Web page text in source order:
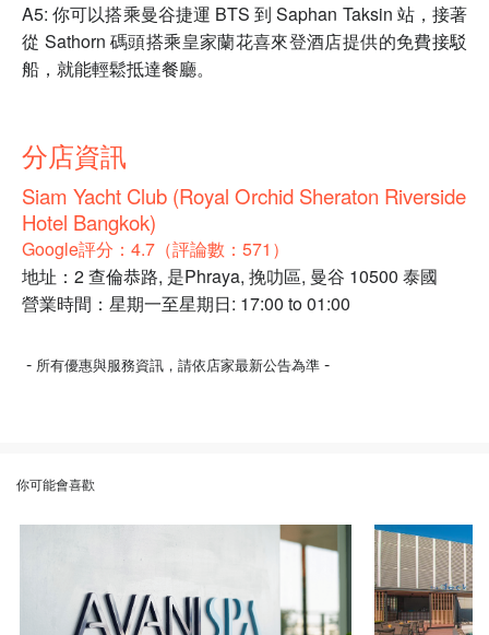
A5: 你可以搭乘曼谷捷運 BTS 到 Saphan Taksin 站，接著
從 Sathorn 碼頭搭乘皇家蘭花喜來登酒店提供的免費接駁
船，就能輕鬆抵達餐廳。
分店資訊
Siam Yacht Club (Royal Orchid Sheraton Riverside
Hotel Bangkok)
Google評分：4.7（評論數：571）
地址：2 查倫恭路, 是Phraya, 挽叻區, 曼谷 10500 泰國
營業時間：星期一至星期日: 17:00 to 01:00
- 所有優惠與服務資訊，請依店家最新公告為準 -
你可能會喜歡